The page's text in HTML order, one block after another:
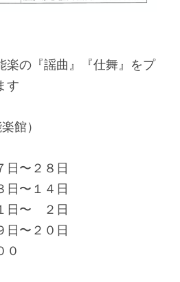
楽の『謡曲』『仕舞』をプ
す
館）
日〜２８日
日〜１４日
日〜　２日
日〜２０日
０